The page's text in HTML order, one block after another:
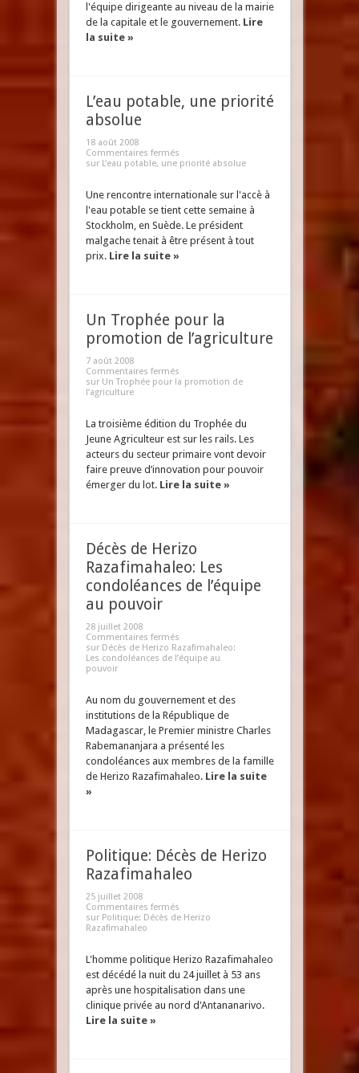
l'équipe dirigeante au niveau de la mairie
de la capitale et le gouvernement. Lire
la suite »
L’eau potable, une priorité
absolue
18 août 2008
Commentaires fermés
sur L’eau potable, une priorité absolue
Une rencontre internationale sur l'accè à
l'eau potable se tient cette semaine à
Stockholm, en Suède. Le président
malgache tenait à être présent à tout
prix. Lire la suite »
Un Trophée pour la
promotion de l’agriculture
7 août 2008
Commentaires fermés
sur Un Trophée pour la promotion de
l’agriculture
La troisième édition du Trophée du
Jeune Agriculteur est sur les rails. Les
acteurs du secteur primaire vont devoir
faire preuve d’innovation pour pouvoir
émerger du lot. Lire la suite »
Décès de Herizo
Razafimahaleo: Les
condoléances de l’équipe
au pouvoir
28 juillet 2008
Commentaires fermés
sur Décès de Herizo Razafimahaleo:
Les condoléances de l’équipe au
pouvoir
Au nom du gouvernement et des
institutions de la République de
Madagascar, le Premier ministre Charles
Rabemananjara a présenté les
condoléances aux membres de la famille
de Herizo Razafimahaleo. Lire la suite
»
Politique: Décès de Herizo
Razafimahaleo
25 juillet 2008
Commentaires fermés
sur Politique: Décès de Herizo
Razafimahaleo
L'homme politique Herizo Razafimahaleo
est décédé la nuit du 24 juillet à 53 ans
après une hospitalisation dans une
clinique privée au nord d'Antananarivo.
Lire la suite »